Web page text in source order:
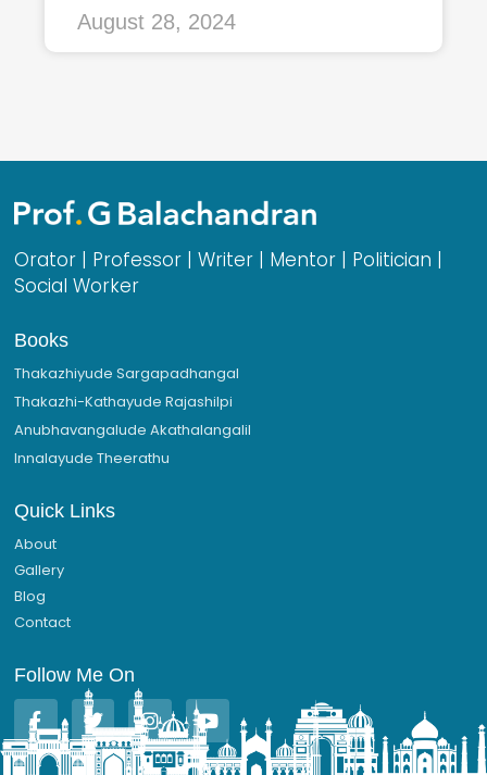
August 28, 2024
Orator | Professor | Writer | Mentor | Politician |
Social Worker
Books
Thakazhiyude Sargapadhangal
Thakazhi-Kathayude Rajashilpi
Anubhavangalude Akathalangalil
Innalayude Theerathu
Quick Links
About
Gallery
Blog
Contact
Follow Me On
F
a
c
T
w
i
I
n
s
Y
o
u